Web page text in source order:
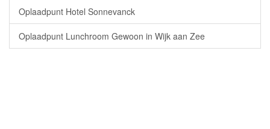
Oplaadpunt Hotel Sonnevanck
Oplaadpunt Lunchroom Gewoon in Wijk aan Zee